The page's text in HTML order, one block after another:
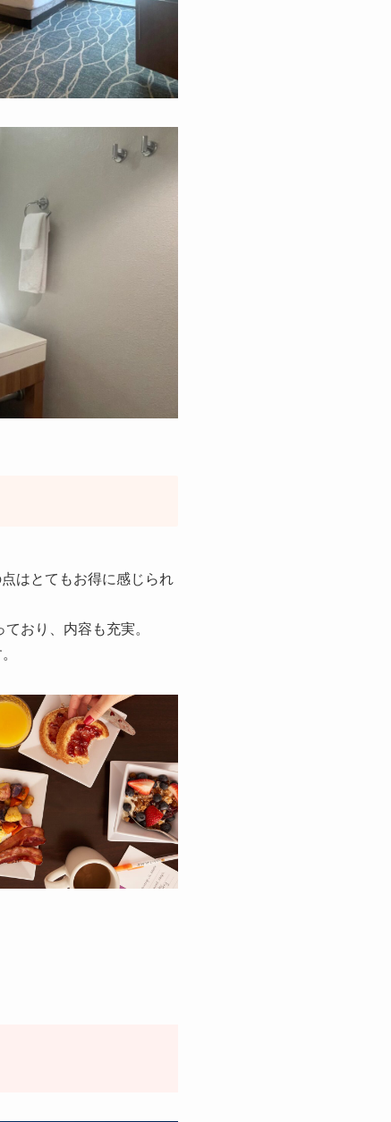
はとてもお得に感じられ
おり、内容も充実。